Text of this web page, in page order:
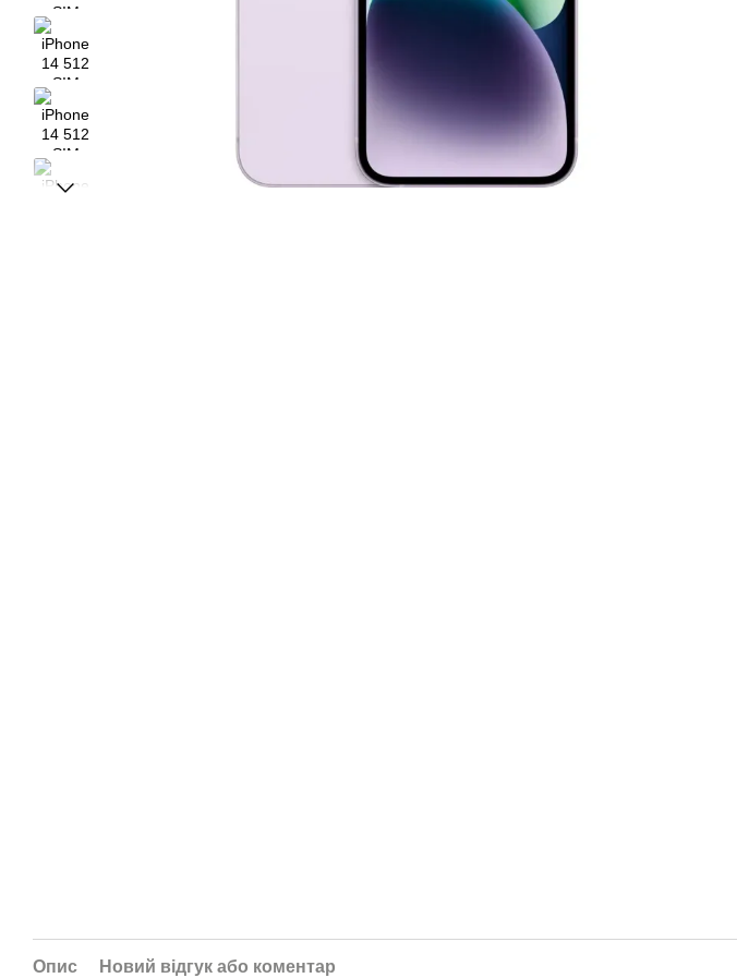
Опис Новий відгук або коментар